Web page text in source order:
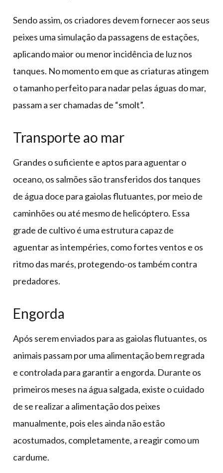
Sendo assim, os criadores devem fornecer aos seus
peixes uma simulação da passagens de estações,
aplicando maior ou menor incidência de luz nos
tanques. No momento em que as criaturas atingem
o tamanho perfeito para nadar pelas águas do mar,
passam a ser chamadas de “smolt”.
Transporte ao mar
Grandes o suficiente e aptos para aguentar o
oceano, os salmões são transferidos dos tanques
de água doce para gaiolas flutuantes, por meio de
caminhões ou até mesmo de helicóptero. Essa
grade de cultivo é uma estrutura capaz de
aguentar as intempéries, como fortes ventos e os
ritmo das marés, protegendo-os também contra
predadores.
Engorda
Após serem enviados para as gaiolas flutuantes, os
animais passam por uma alimentação bem regrada
e controlada para garantir a engorda. Durante os
primeiros meses na água salgada, existe o cuidado
de se realizar a alimentação dos peixes
manualmente, pois eles ainda não estão
acostumados, completamente, a reagir como um
cardume.